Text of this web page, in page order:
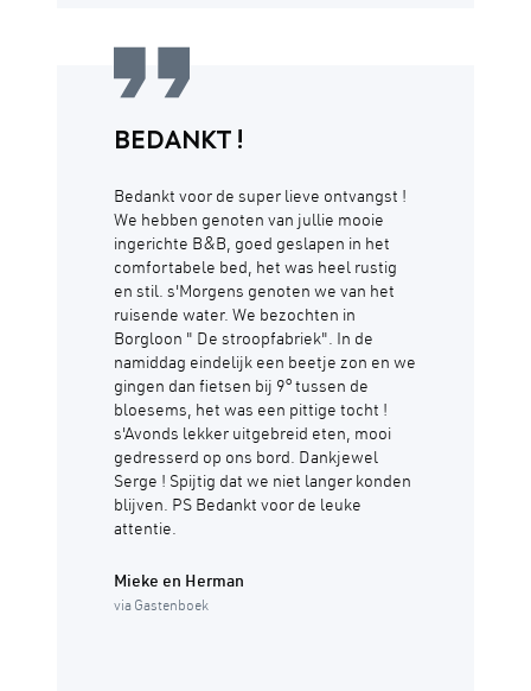
BEDANKT !
Bedankt voor de super lieve ontvangst !
We hebben genoten van jullie mooie
ingerichte B&B, goed geslapen in het
comfortabele bed, het was heel rustig
en stil. s'Morgens genoten we van het
ruisende water. We bezochten in
Borgloon " De stroopfabriek". In de
namiddag eindelijk een beetje zon en we
gingen dan fietsen bij 9° tussen de
bloesems, het was een pittige tocht !
s'Avonds lekker uitgebreid eten, mooi
gedresserd op ons bord. Dankjewel
Serge ! Spijtig dat we niet langer konden
blijven. PS Bedankt voor de leuke
attentie.
Mieke en Herman
via Gastenboek